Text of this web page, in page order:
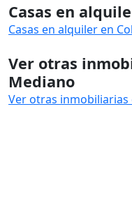
Casas en
Casas en alquiler en
Ver otras
Mediano
Ver otras inmobiliarias